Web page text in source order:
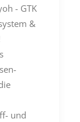
- GTK
&
und